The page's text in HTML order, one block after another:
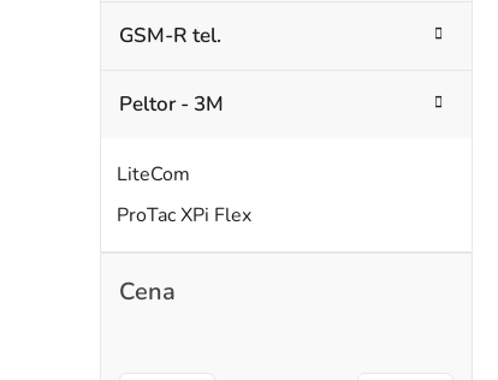
GSM-R tel.
Peltor - 3M
LiteCom
ProTac XPi Flex
Cena